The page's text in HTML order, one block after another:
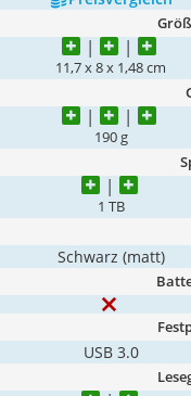
11,7 x 8 x 1,48 cm
190 g
1 TB
Schwarz (matt)
‎USB 3.0